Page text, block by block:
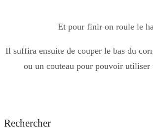
Et pour finir on roule le
Il suffira ensuite de couper le bas du
ou un couteau pour pouvoir utiliser
Rechercher